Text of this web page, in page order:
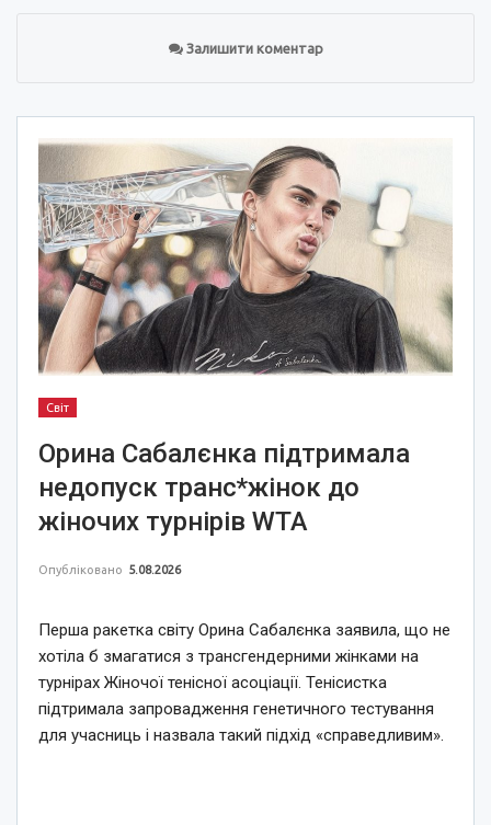
Залишити коментар
Світ
Орина Сабалєнка підтримала
недопуск транс*жінок до
жіночих турнірів WTA
Опубліковано 5.08.2026
Перша ракетка світу Орина Сабалєнка заявила, що не
хотіла б змагатися з трансгендерними жінками на
турнірах Жіночої тенісної асоціації. Тенісистка
підтримала запровадження генетичного тестування
для учасниць і назвала такий підхід «справедливим».